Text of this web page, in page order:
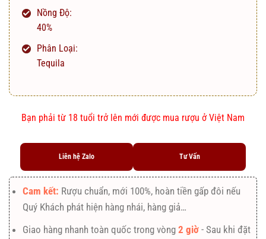
Nồng Độ:
40%
Phân Loại:
Tequila
Bạn phải từ 18 tuổi trở lên mới được mua rượu ở Việt Nam
Liên hệ Zalo Tư Vấn
Cam kết: Rượu chuẩn, mới 100%, hoàn tiền gấp đôi nếu
Quý Khách phát hiện hàng nhái, hàng giả…
Giao hàng nhanh toàn quốc trong vòng2 giờ - Sau khi đặt